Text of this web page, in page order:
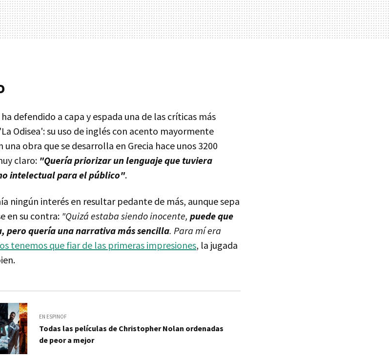
defendido a capa y espada una de las críticas más
Odisea': su uso de inglés con acento mayormente
obra que se desarrolla en Grecia hace unos 3200
claro: "Quería priorizar un lenguaje que tuviera
intelectual para el público".
ningún interés en resultar pedante de más, aunque sepa
en su contra: "Quizá estaba siendo inocente, puede que
pero quería una narrativa más sencilla. Para mí era
tenemos que fiar de las primeras impresiones, la jugada
EN ESPINOF
Todas las películas de Christopher Nolan ordenadas
de peor a mejor